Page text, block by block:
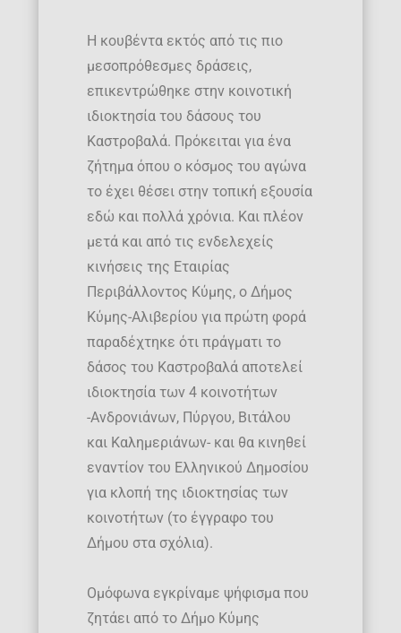
Η κουβέντα εκτός από τις πιο
μεσοπρόθεσμες δράσεις,
επικεντρώθηκε στην κοινοτική
ιδιοκτησία του δάσους του
Καστροβαλά. Πρόκειται για ένα
ζήτημα όπου ο κόσμος του αγώνα
το έχει θέσει στην τοπική εξουσία
εδώ και πολλά χρόνια. Και πλέον
μετά και από τις ενδελεχείς
κινήσεις της Εταιρίας
Περιβάλλοντος Κύμης, ο Δήμος
Κύμης-Αλιβερίου για πρώτη φορά
παραδέχτηκε ότι πράγματι το
δάσος του Καστροβαλά αποτελεί
ιδιοκτησία των 4 κοινοτήτων
-Ανδρονιάνων, Πύργου, Βιτάλου
και Καλημεριάνων- και θα κινηθεί
εναντίον του Ελληνικού Δημοσίου
για κλοπή της ιδιοκτησίας των
κοινοτήτων (το έγγραφο του
Δήμου στα σχόλια).
Ομόφωνα εγκρίναμε ψήφισμα που
ζητάει από το Δήμο Κύμης